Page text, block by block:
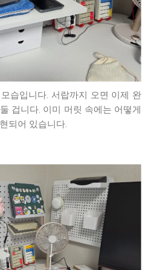
습입니다. 서랍까지 오면 이제 완
겁니다. 이미 머릿 속에는 어떻게
되어 있습니다.